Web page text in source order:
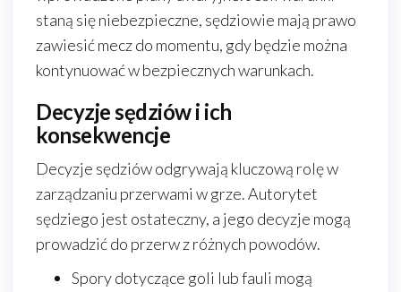
staną się niebezpieczne, sędziowie mają prawo
zawiesić mecz do momentu, gdy będzie można
kontynuować w bezpiecznych warunkach.
Decyzje sędziów i ich
konsekwencje
Decyzje sędziów odgrywają kluczową rolę w
zarządzaniu przerwami w grze. Autorytet
sędziego jest ostateczny, a jego decyzje mogą
prowadzić do przerw z różnych powodów.
Spory dotyczące goli lub fauli mogą